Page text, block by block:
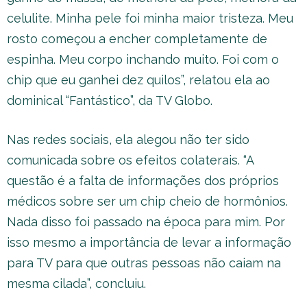
celulite. Minha pele foi minha maior tristeza. Meu
rosto começou a encher completamente de
espinha. Meu corpo inchando muito. Foi com o
chip que eu ganhei dez quilos”, relatou ela ao
dominical “Fantástico”, da TV Globo.
Nas redes sociais, ela alegou não ter sido
comunicada sobre os efeitos colaterais. “A
questão é a falta de informações dos próprios
médicos sobre ser um chip cheio de hormônios.
Nada disso foi passado na época para mim. Por
isso mesmo a importância de levar a informação
para TV para que outras pessoas não caiam na
mesma cilada”, concluiu.